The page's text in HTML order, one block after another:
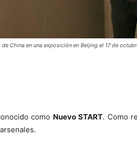
China en una exposición en Beijing el 17 de
como Nuevo START. Como